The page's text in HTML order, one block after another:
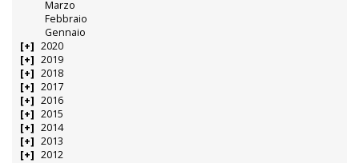
Marzo
Febbraio
Gennaio
2020
2019
2018
2017
2016
2015
2014
2013
2012